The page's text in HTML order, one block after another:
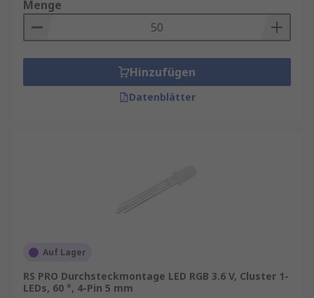
Menge
Hinzufügen
Datenblätter
Auf Lager
RS PRO Durchsteckmontage LED RGB 3.6 V, Cluster 1-
LEDs, 60 °, 4-Pin 5 mm